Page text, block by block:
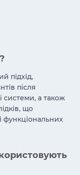
підхід,
після
системи, а також
що
функціональних